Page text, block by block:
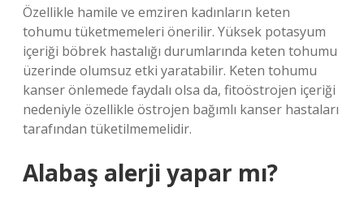
Özellikle hamile ve emziren kadınların keten
tohumu tüketmemeleri önerilir. Yüksek potasyum
içeriği böbrek hastalığı durumlarında keten tohumu
üzerinde olumsuz etki yaratabilir. Keten tohumu
kanser önlemede faydalı olsa da, fitoöstrojen içeriği
nedeniyle özellikle östrojen bağımlı kanser hastaları
tarafından tüketilmemelidir.
Alabaş alerji yapar mı?